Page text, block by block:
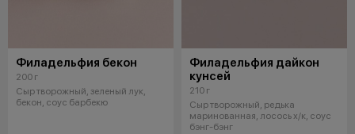
Филадельфия бекон
200 г
Сыр творожный, зеленый лук,
бекон, соус барбекю
Филадельфия дайкон
кунсей
210 г
Сыр творожный, редька
маринованная, лосось х/к, соус
бэнг-бэнг